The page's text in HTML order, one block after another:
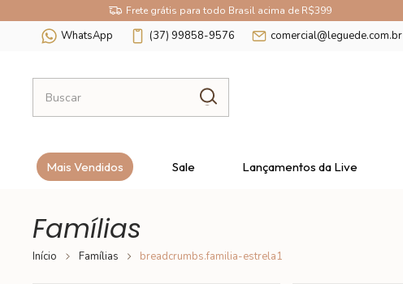
Frete grátis para todo Brasil acima de R$399
WhatsApp (37) 99858-9576 comercial@leguede.com.br
Mais Vendidos Sale Lançamentos da Live
Famílias
Início Famílias breadcrumbs.familia-estrela1